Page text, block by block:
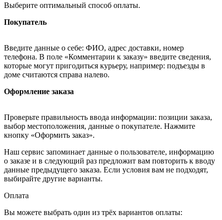
Выберите оптимальный способ оплаты.
Покупатель
Введите данные о себе: ФИО, адрес доставки, номер
телефона. В поле «Комментарии к заказу» введите сведения,
которые могут пригодиться курьеру, например: подъезды в
доме считаются справа налево.
Оформление заказа
Проверьте правильность ввода информации: позиции заказа,
выбор местоположения, данные о покупателе. Нажмите
кнопку «Оформить заказ».
Наш сервис запоминает данные о пользователе, информацию
о заказе и в следующий раз предложит вам повторить к вводу
данные предыдущего заказа. Если условия вам не подходят,
выбирайте другие варианты.
Оплата
Вы можете выбрать один из трёх вариантов оплаты: